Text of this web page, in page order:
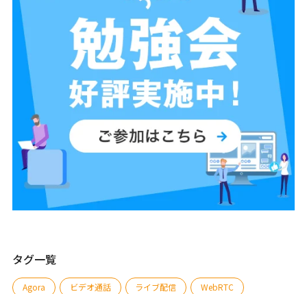
タグ一覧
Agora ビデオ通話 ライブ配信 WebRTC